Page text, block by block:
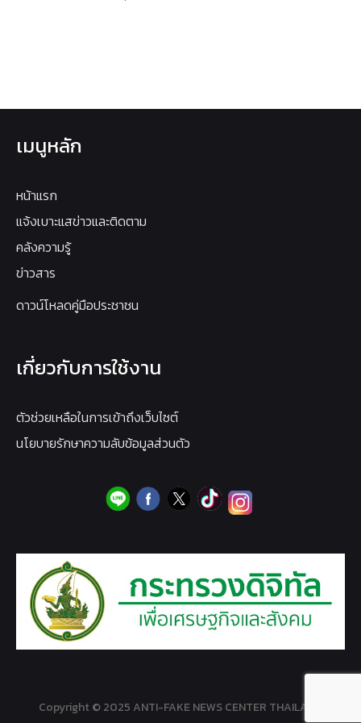
เมนูหลัก
หน้าแรก
แจ้งเบาะแสข่าวและติดตาม
คลังความรู้
ข่าวสาร
ดาวน์โหลดคู่มือประชาชน
เกี่ยวกับการใช้งาน
ตัวช่วยเหลือในการเข้าถึงเว็บไซต์
นโยบายรักษาความลับข้อมูลส่วนตัว
Copyright © 2025 ANTI-FAKE NEWS CENTER THAILAND